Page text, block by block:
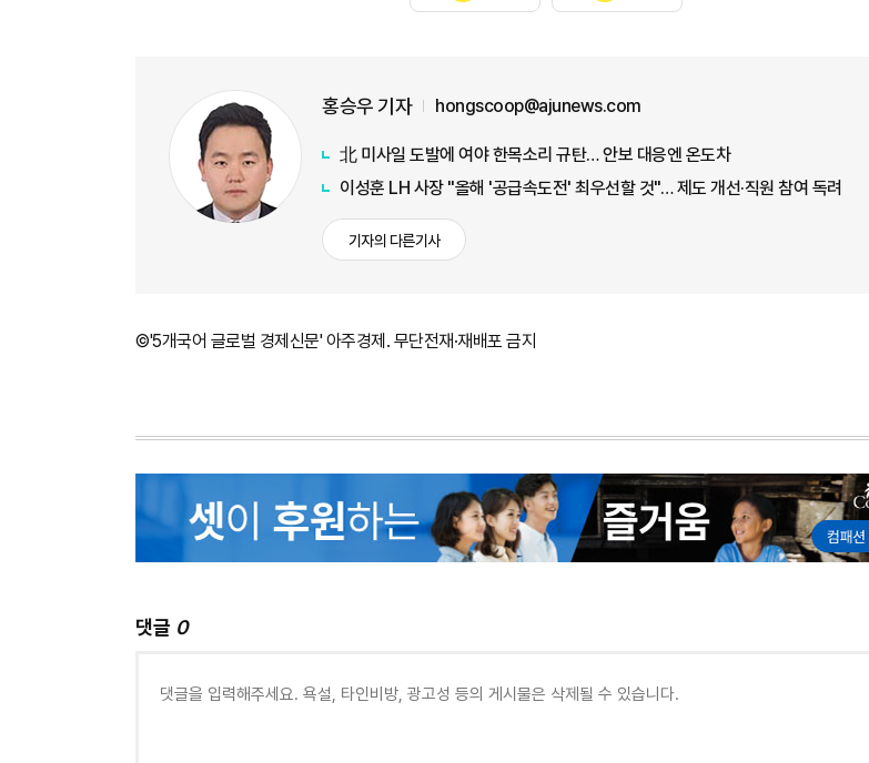
홍승우 기자 hongscoop@ajunews.com
北 미사일 도발에 여야 한목소리 규탄… 안보 대응엔 온도차
이성훈 LH 사장 "올해 '공급속도전' 최우선할 것"… 제도 개선·직원 참여 독려
기자의 다른기사
©'5개국어 글로벌 경제신문' 아주경제. 무단전재·재배포 금지
댓글 0